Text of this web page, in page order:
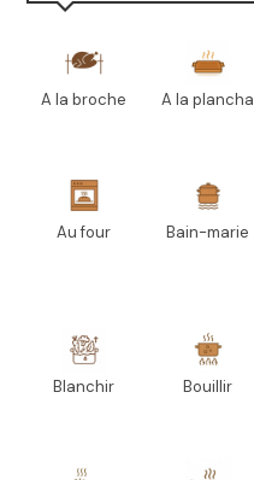
A la broche A la plancha
Au four Bain-marie
Blanchir Bouillir